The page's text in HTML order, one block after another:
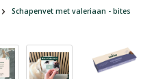
Schapenvet met valeriaan - bites